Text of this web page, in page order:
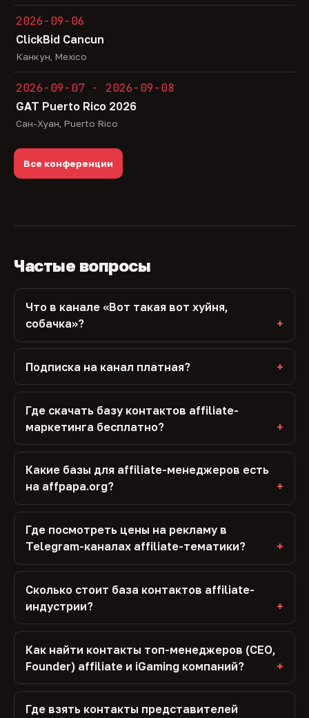
2026-09-06
ClickBid Cancun
Канкун, Mexico
2026-09-07 - 2026-09-08
GAT Puerto Rico 2026
Сан-Хуан, Puerto Rico
Все конференции
Частые вопросы
Что в канале «Вот такая вот хуйня,
собачка»?
Подписка на канал платная?
Где скачать базу контактов affiliate-
маркетинга бесплатно?
Какие базы для affiliate-менеджеров есть
на affpapa.org?
Где посмотреть цены на рекламу в
Telegram-каналах affiliate-тематики?
Сколько стоит база контактов affiliate-
индустрии?
Как найти контакты топ-менеджеров (CEO,
Founder) affiliate и iGaming компаний?
Где взять контакты представителей